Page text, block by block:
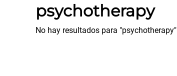
psychotherapy
No hay resultados para "psychotherapy"